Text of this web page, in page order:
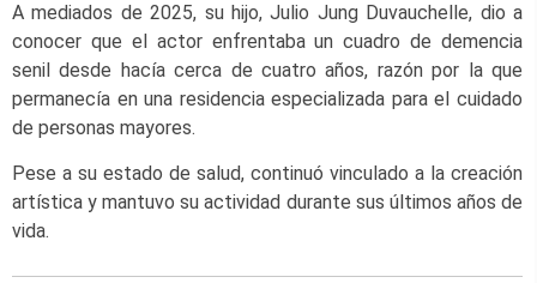
A mediados de 2025, su hijo, Julio Jung Duvauchelle, dio a
conocer que el actor enfrentaba un cuadro de demencia
senil desde hacía cerca de cuatro años, razón por la que
permanecía en una residencia especializada para el cuidado
de personas mayores.
Pese a su estado de salud, continuó vinculado a la creación
artística y mantuvo su actividad durante sus últimos años de
vida.